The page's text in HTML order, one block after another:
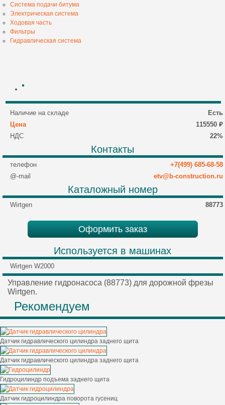
Система подачи битума
Электрическая система
Ходовая часть
Фильтры
Гидравлическая система
Наличие на складе
Есть
Цена
115550 ₽
НДС
22%
Контакты
телефон
+7(499) 685-68-58
@-mail
etv@b-construction.ru
Каталожный номер
Wirtgen 88773
Оформить заказ
Используется в машинах
Wirtgen W2000
Управление гидронасоса (88773) для дорожной фрезы
Wirtgen.
Рекомендуем
Датчик гидравлического цилиндра заднего щита
Датчик гидравлического цилиндра заднего щита
Гидроцилиндр подъема заднего щита
Датчик гидроцилиндра поворота гусениц